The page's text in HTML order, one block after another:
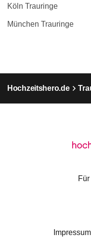
Köln Trauringe
München Trauringe
Hochzeitshero.de